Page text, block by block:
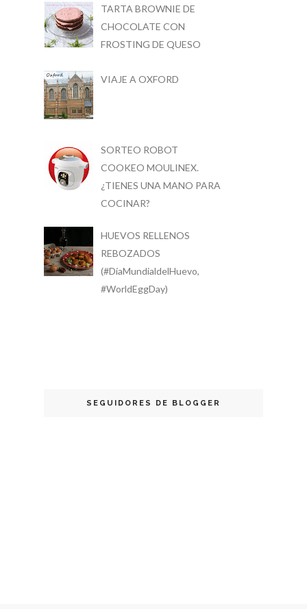
TARTA BROWNIE DE
CHOCOLATE CON
FROSTING DE QUESO
VIAJE A OXFORD
SORTEO ROBOT
COOKEO MOULINEX.
¿TIENES UNA MANO PARA
COCINAR?
HUEVOS RELLENOS
REBOZADOS
(#DíaMundialdelHuevo,
#WorldEggDay)
SEGUIDORES DE BLOGGER